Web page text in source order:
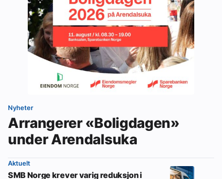
Nyheter
Arrangerer «Boligdagen»
under Arendalsuka
Aktuelt
SMB Norge krever varig reduksjon i